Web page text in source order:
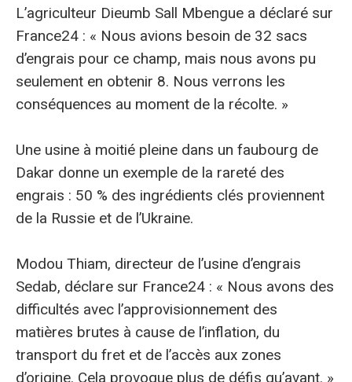
L’agriculteur Dieumb Sall Mbengue a déclaré sur
France24 : « Nous avions besoin de 32 sacs
d’engrais pour ce champ, mais nous avons pu
seulement en obtenir 8. Nous verrons les
conséquences au moment de la récolte. »
Une usine à moitié pleine dans un faubourg de
Dakar donne un exemple de la rareté des
engrais : 50 % des ingrédients clés proviennent
de la Russie et de l’Ukraine.
Modou Thiam, directeur de l’usine d’engrais
Sedab, déclare sur France24 : « Nous avons des
difficultés avec l’approvisionnement des
matières brutes à cause de l’inflation, du
transport du fret et de l’accès aux zones
d’origine. Cela provoque plus de défis qu’avant. »